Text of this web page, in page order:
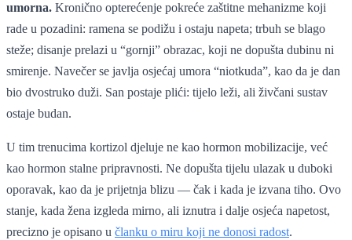
umorna. Kronično opterećenje pokreće zaštitne mehanizme koji
rade u pozadini: ramena se podižu i ostaju napeta; trbuh se blago
steže; disanje prelazi u “gornji” obrazac, koji ne dopušta dubinu ni
smirenje. Navečer se javlja osjećaj umora “niotkuda”, kao da je dan
bio dvostruko duži. San postaje plići: tijelo leži, ali živčani sustav
ostaje budan.
U tim trenucima kortizol djeluje ne kao hormon mobilizacije, već
kao hormon stalne pripravnosti. Ne dopušta tijelu ulazak u duboki
oporavak, kao da je prijetnja blizu — čak i kada je izvana tiho. Ovo
stanje, kada žena izgleda mirno, ali iznutra i dalje osjeća napetost,
precizno je opisano u članku o miru koji ne donosi radost.